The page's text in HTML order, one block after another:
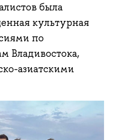
была
культурная
по
Владивостока,
азиатскими